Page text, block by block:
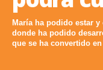
María ha podido estar
donde ha podido
que se ha convertido